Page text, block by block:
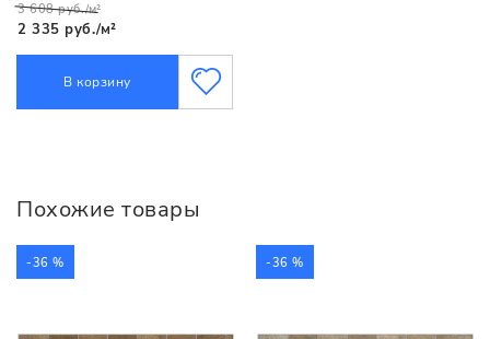
3 608 руб./м²
2 335 руб./м²
В корзину
Похожие товары
-36 % -36 %